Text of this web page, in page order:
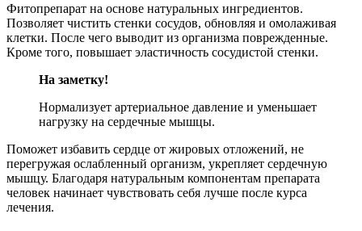
Фитопрепарат на основе натуральных ингредиентов.
Позволяет чистить стенки сосудов, обновляя и омолаживая
клетки. После чего выводит из организма поврежденные.
Кроме того, повышает эластичность сосудистой стенки.
На заметку!
Нормализует артериальное давление и уменьшает
нагрузку на сердечные мышцы.
Поможет избавить сердце от жировых отложений, не
перегружая ослабленный организм, укрепляет сердечную
мышцу. Благодаря натуральным компонентам препарата
человек начинает чувствовать себя лучше после курса
лечения.